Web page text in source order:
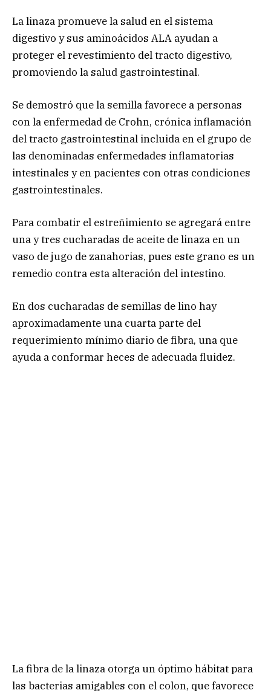
La linaza promueve la salud en el sistema
digestivo y sus aminoácidos ALA ayudan a
proteger el revestimiento del tracto digestivo,
promoviendo la salud gastrointestinal.
Se demostró que la semilla favorece a personas
con la enfermedad de Crohn, crónica inflamación
del tracto gastrointestinal incluida en el grupo de
las denominadas enfermedades inflamatorias
intestinales y en pacientes con otras condiciones
gastrointestinales.
Para combatir el estreñimiento se agregará entre
una y tres cucharadas de aceite de linaza en un
vaso de jugo de zanahorias, pues este grano es un
remedio contra esta alteración del intestino.
En dos cucharadas de semillas de lino hay
aproximadamente una cuarta parte del
requerimiento mínimo diario de fibra, una que
ayuda a conformar heces de adecuada fluidez.
La fibra de la linaza otorga un óptimo hábitat para
las bacterias amigables con el colon, que favorece